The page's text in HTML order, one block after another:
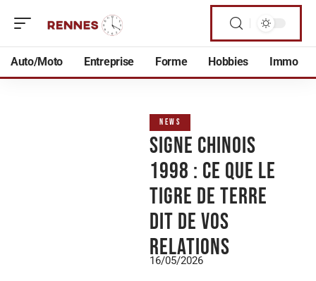
Auto/Moto Entreprise Forme Hobbies Immo
NEWS
Signe chinois
1998 : ce que le
Tigre de Terre
dit de vos
relations
16/05/2026